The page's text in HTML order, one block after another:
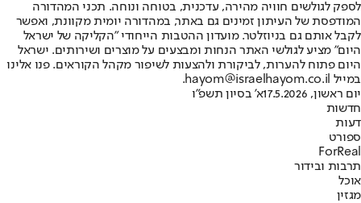
לספק לגולשים חוויה מהירה, עדכנית, בטוחה ונוחה. תכני המהדורה
המודפסת של העיתון זמינים גם באתר, במהדורה יומית מקוונת, ואפשר
לקבל אותם גם בניוזלטר. מועדון ההטבות הייחודי "הקליקה של ישראל
היום" מציע לגולשי האתר הנחות ומבצעים על מוצרים ושירותים. ישראל
היום פתוח להערות, לביקורת ולהצעות לשיפור מקהל הקוראים. פנו אלינו
במייל hayom@israelhayom.co.il.
יום ראשון, 17.5.2026
א' בסיון תשפ"ו
חדשות
דעות
ספורט
ForReal
תרבות ובידור
אוכל
מגזין